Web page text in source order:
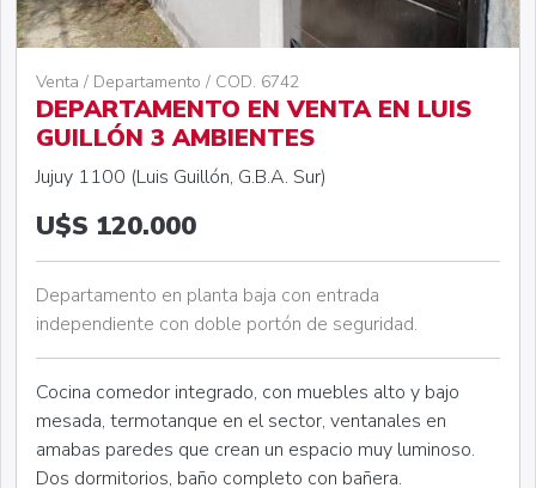
Venta / Departamento / COD. 6742
DEPARTAMENTO EN VENTA EN LUIS
GUILLÓN 3 AMBIENTES
Jujuy 1100 (Luis Guillón, G.B.A. Sur)
U$S 120.000
Departamento en planta baja con entrada
independiente con doble portón de seguridad.
Cocina comedor integrado, con muebles alto y bajo
mesada, termotanque en el sector, ventanales en
amabas paredes que crean un espacio muy luminoso.
Dos dormitorios, baño completo con bañera.